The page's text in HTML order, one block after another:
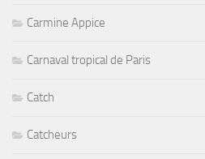
Carmine Appice
Carnaval tropical de Paris
Catch
Catcheurs